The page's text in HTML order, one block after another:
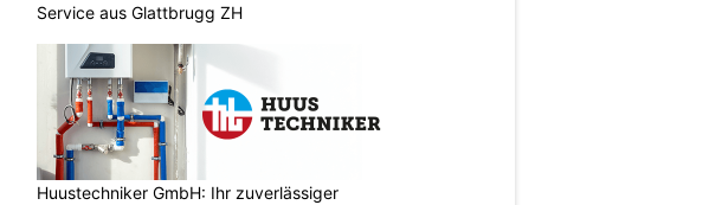
Service aus Glattbrugg ZH
Huustechniker GmbH: Ihr zuverlässiger